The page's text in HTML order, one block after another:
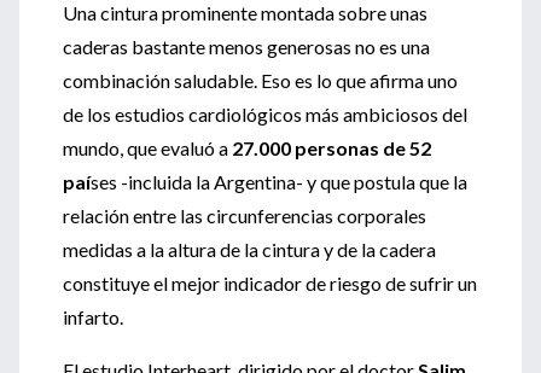
Una cintura prominente montada sobre unas
caderas bastante menos generosas no es una
combinación saludable. Eso es lo que afirma uno
de los estudios cardiológicos más ambiciosos del
mundo, que evaluó a 27.000 personas de 52
países -incluida la Argentina- y que postula que la
relación entre las circunferencias corporales
medidas a la altura de la cintura y de la cadera
constituye el mejor indicador de riesgo de sufrir un
infarto.